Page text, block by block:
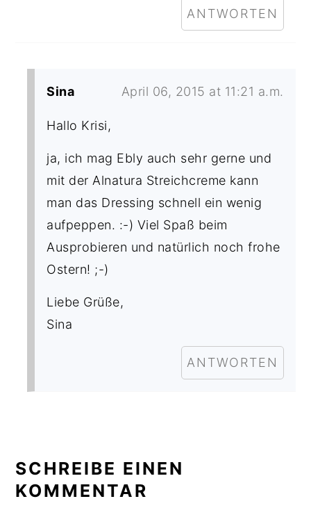
ANTWORTEN
Sina April 06, 2015 at 11:21 a.m.
Hallo Krisi,
ja, ich mag Ebly auch sehr gerne und
mit der Alnatura Streichcreme kann
man das Dressing schnell ein wenig
aufpeppen. :-) Viel Spaß beim
Ausprobieren und natürlich noch frohe
Ostern! ;-)
Liebe Grüße,
Sina
ANTWORTEN
SCHREIBE EINEN
KOMMENTAR